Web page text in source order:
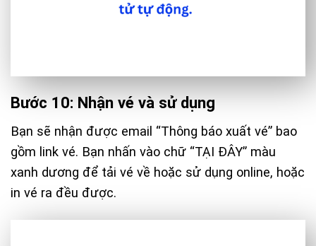
Bước 10: Nhận vé và sử dụng
Bạn sẽ nhận được email “Thông báo xuất vé” bao
gồm link vé. Bạn nhấn vào chữ “TẠI ĐÂY” màu
xanh dương để tải vé về hoặc sử dụng online, hoặc
in vé ra đều được.